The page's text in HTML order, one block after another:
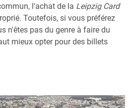
l'achat de la Leipzig Card
Toutefois, si vous préférez
n'êtes pas du genre à faire du
mieux opter pour des billets